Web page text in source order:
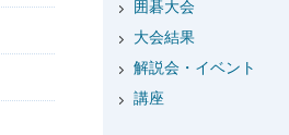
囲碁大会
大会結果
解説会・イベント
講座